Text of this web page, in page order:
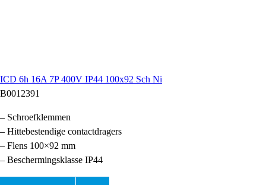
ICD 6h 16A 7P 400V IP44 100x92 Sch Ni
B0012391
– Schroefklemmen
– Hittebestendige contactdragers
– Flens 100×92 mm
– Beschermingsklasse IP44